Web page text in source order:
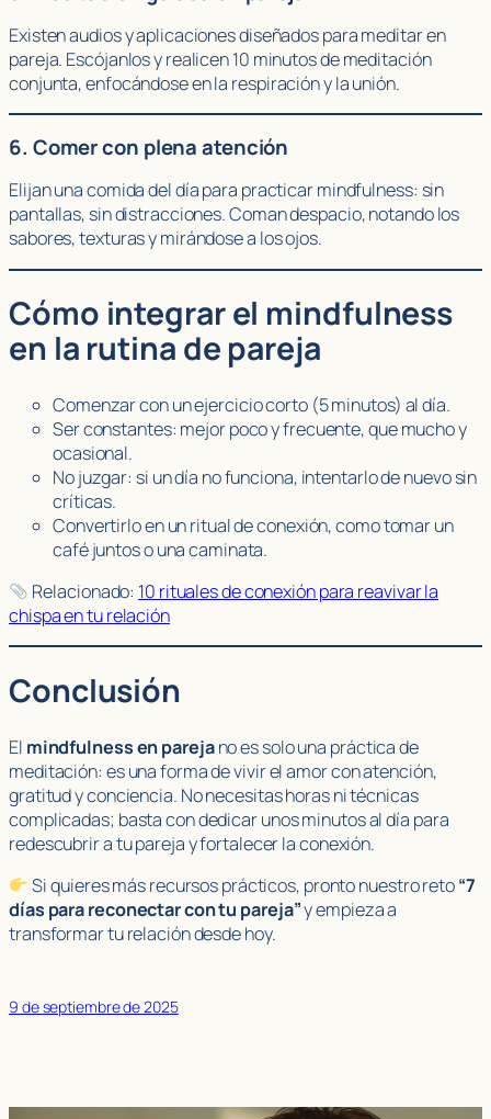
Existen audios y aplicaciones diseñados para meditar en
pareja. Escójanlos y realicen 10 minutos de meditación
conjunta, enfocándose en la respiración y la unión.
6. Comer con plena atención
Elijan una comida del día para practicar mindfulness: sin
pantallas, sin distracciones. Coman despacio, notando los
sabores, texturas y mirándose a los ojos.
Cómo integrar el mindfulness
en la rutina de pareja
Comenzar con un ejercicio corto (5 minutos) al día.
Ser constantes: mejor poco y frecuente, que mucho y
ocasional.
No juzgar: si un día no funciona, intentarlo de nuevo sin
críticas.
Convertirlo en un ritual de conexión, como tomar un
café juntos o una caminata.
Relacionado: 10 rituales de conexión para reavivar la
chispa en tu relación
Conclusión
El mindfulness en parejano es solo una práctica de
meditación: es una forma de vivir el amor con atención,
gratitud y conciencia. No necesitas horas ni técnicas
complicadas; basta con dedicar unos minutos al día para
redescubrir a tu pareja y fortalecer la conexión.
Si quieres más recursos prácticos, pronto nuestro reto“7
días para reconectar con tu pareja”y empieza a
transformar tu relación desde hoy.
9 de septiembre de 2025